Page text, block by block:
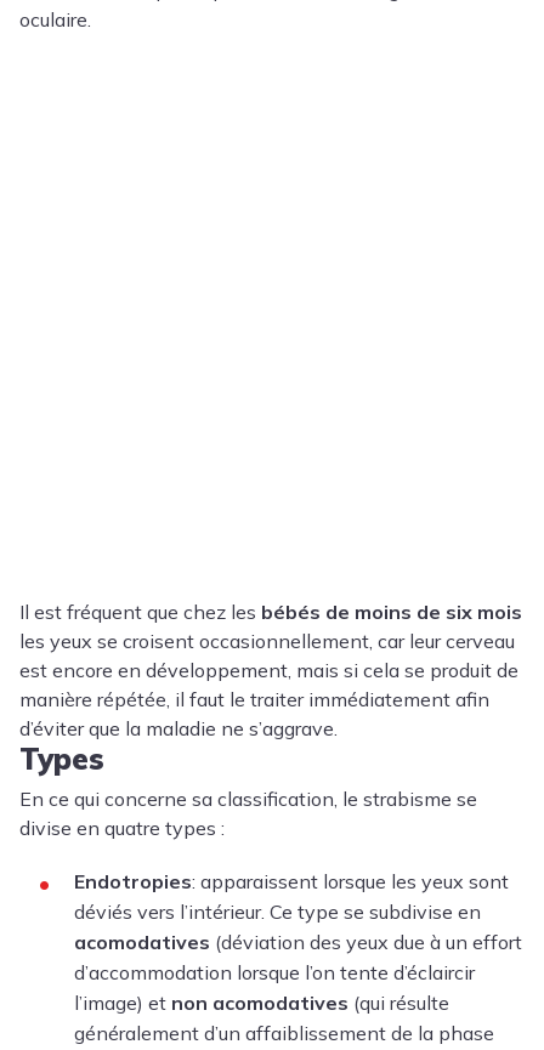
oculaire.
Il est fréquent que chez les bébés de moins de six mois
les yeux se croisent occasionnellement, car leur cerveau
est encore en développement, mais si cela se produit de
manière répétée, il faut le traiter immédiatement afin
d’éviter que la maladie ne s’aggrave.
Types
En ce qui concerne sa classification, le strabisme se
divise en quatre types :
Endotropies: apparaissent lorsque les yeux sont
déviés vers l’intérieur. Ce type se subdivise en
acomodatives (déviation des yeux due à un effort
d’accommodation lorsque l’on tente d’éclaircir
l’image) et non acomodatives (qui résulte
généralement d’un affaiblissement de la phase